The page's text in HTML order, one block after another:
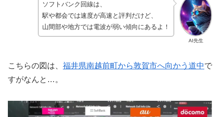
AI先生
ソフトバンク回線は、
駅や都会では速度が高速と評判だけど、
山間部や地方では電波が弱い傾向にあるよ！
こちらの図は、 福井県南越前町から敦賀市へ向かう道中で
すがなんと…。